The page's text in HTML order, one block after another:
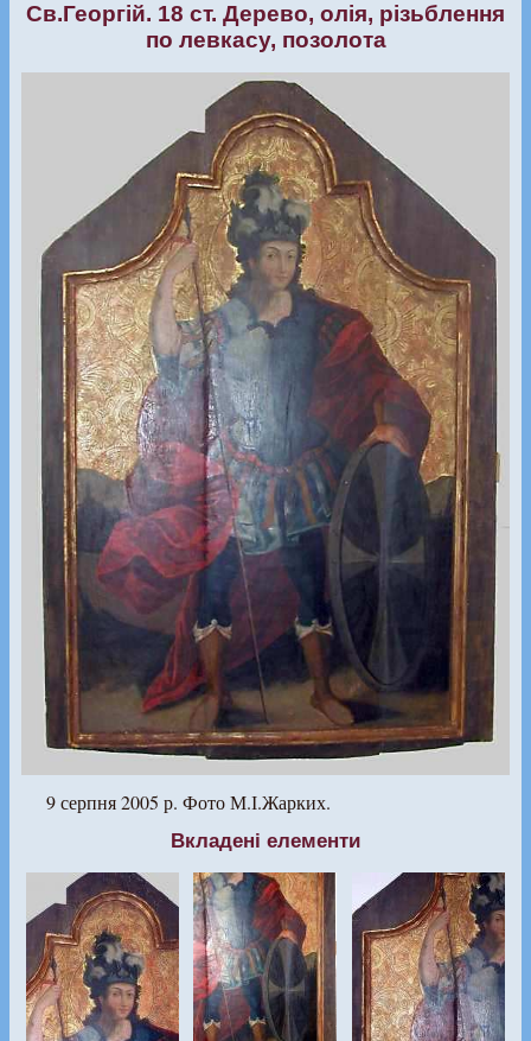
Св.Георгій. 18 ст. Дерево, олія, різьблення
по левкасу, позолота
9 серпня 2005 р. Фото М.І.Жарких.
Вкладені елементи